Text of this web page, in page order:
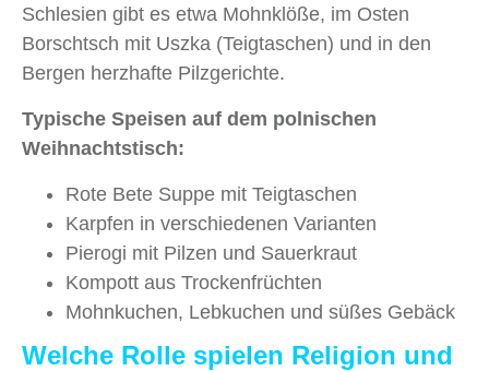
Schlesien gibt es etwa Mohnklöße, im Osten
Borschtsch mit Uszka (Teigtaschen) und in den
Bergen herzhafte Pilzgerichte.
Typische Speisen auf dem polnischen
Weihnachtstisch:
Rote Bete Suppe mit Teigtaschen
Karpfen in verschiedenen Varianten
Pierogi mit Pilzen und Sauerkraut
Kompott aus Trockenfrüchten
Mohnkuchen, Lebkuchen und süßes Gebäck
Welche Rolle spielen Religion und